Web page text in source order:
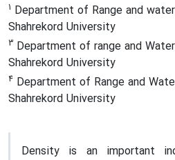
1 Department of Range and
Shahrekord University
3 Department of range and
Shahrekord University
4 Department of Range and
Shahrekord University
Density is an important